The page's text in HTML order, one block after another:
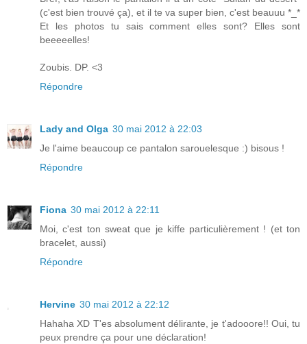
(c'est bien trouvé ça), et il te va super bien, c'est beauuu *_*
Et les photos tu sais comment elles sont? Elles sont
beeeeelles!
Zoubis. DP. <3
Répondre
Lady and Olga 30 mai 2012 à 22:03
Je l'aime beaucoup ce pantalon sarouelesque :) bisous !
Répondre
Fiona 30 mai 2012 à 22:11
Moi, c'est ton sweat que je kiffe particulièrement ! (et ton
bracelet, aussi)
Répondre
Hervine 30 mai 2012 à 22:12
Hahaha XD T'es absolument délirante, je t'adooore!! Oui, tu
peux prendre ça pour une déclaration!